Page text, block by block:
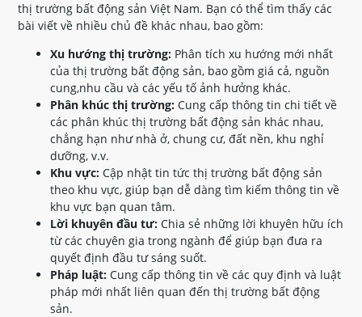
thị trường bất động sản Việt Nam. Bạn có thể tìm thấy các
bài viết về nhiều chủ đề khác nhau, bao gồm:
Xu hướng thị trường: Phân tích xu hướng mới nhất
của thị trường bất động sản, bao gồm giá cả, nguồn
cung,nhu cầu và các yếu tố ảnh hưởng khác.
Phân khúc thị trường: Cung cấp thông tin chi tiết về
các phân khúc thị trường bất động sản khác nhau,
chẳng hạn như nhà ở, chung cư, đất nền, khu nghỉ
dưỡng, v.v.
Khu vực: Cập nhật tin tức thị trường bất động sản
theo khu vực, giúp bạn dễ dàng tìm kiếm thông tin về
khu vực bạn quan tâm.
Lời khuyên đầu tư: Chia sẻ những lời khuyên hữu ích
từ các chuyên gia trong ngành để giúp bạn đưa ra
quyết định đầu tư sáng suốt.
Pháp luật: Cung cấp thông tin về các quy định và luật
pháp mới nhất liên quan đến thị trường bất động
sản.